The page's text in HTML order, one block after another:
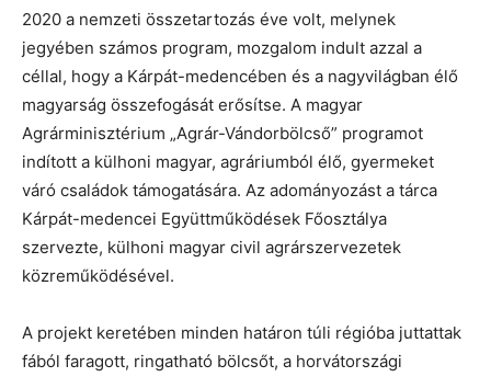
2020 a nemzeti összetartozás éve volt, melynek
jegyében számos program, mozgalom indult azzal a
céllal, hogy a Kárpát-medencében és a nagyvilágban élő
magyarság összefogását erősítse. A magyar
Agrárminisztérium „Agrár-Vándorbölcső” programot
indított a külhoni magyar, agráriumból élő, gyermeket
váró családok támogatására. Az adományozást a tárca
Kárpát-medencei Együttműködések Főosztálya
szervezte, külhoni magyar civil agrárszervezetek
közreműködésével.
A projekt keretében minden határon túli régióba juttattak
fából faragott, ringatható bölcsőt, a horvátországi